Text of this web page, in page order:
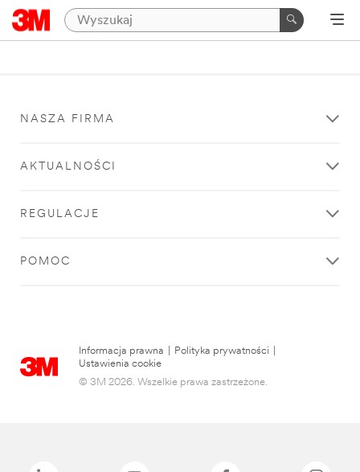
NASZA FIRMA
AKTUALNOŚCI
REGULACJE
POMOC
Informacja prawna Polityka prywatności
Ustawienia cookie
© 3M 2026. Wszelkie prawa zastrzeżone.